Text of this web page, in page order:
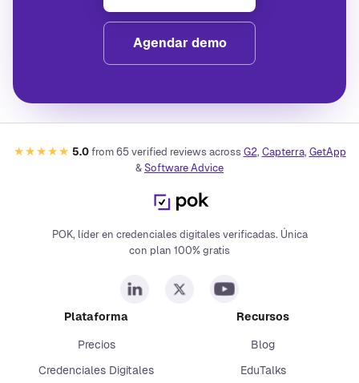
Agendar demo
★★★★★ 5.0 from 65verified reviews across G2, Capterra, GetApp
& Software Advice
POK, líder en credenciales digitales verificadas. Única
con plan 100% gratis
Plataforma
Precios
Credenciales Digitales
Recursos
Blog
EduTalks